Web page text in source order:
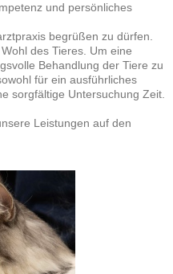
und persönliches
begrüßen zu dürfen.
des Tieres. Um eine
Behandlung der Tiere zu
für ein ausführliches
sorgfältige Untersuchung Zeit.
Leistungen auf den